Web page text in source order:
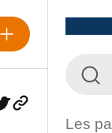
Les